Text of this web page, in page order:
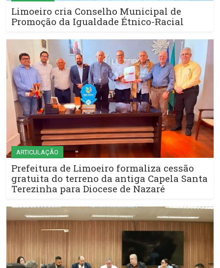
Limoeiro cria Conselho Municipal de
Promoção da Igualdade Étnico-Racial
ARTICULAÇÃO
Prefeitura de Limoeiro formaliza cessão
gratuita do terreno da antiga Capela Santa
Terezinha para Diocese de Nazaré